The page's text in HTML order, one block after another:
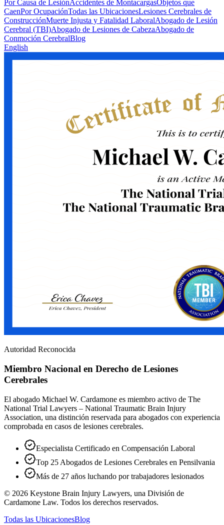
Por Causa de LesiónAccidentes de MontacargasObjetos que
CaenPor OcupaciónTodas las UbicacionesLesiones Cerebrales de
ConstrucciónMuerte Injusta y Fatalidad LaboralAbogado de Lesión
Cerebral (TBI)Abogado de Lesiones de CabezaAbogado de
Conmoción CerebralBlog
English
Autoridad Reconocida
Miembro Nacional en Derecho de Lesiones
Cerebrales
El abogado Michael W. Cardamone es miembro activo de The
National Trial Lawyers – National Traumatic Brain Injury
Association, una distinción reservada para abogados con experiencia
comprobada en casos de lesiones cerebrales.
Especialista Certificado en Compensación Laboral
Top 25 Abogados de Lesiones Cerebrales en Pensilvania
Más de 27 años luchando por trabajadores lesionados
© 2026 Keystone Brain Injury Lawyers, una División de
Cardamone Law. Todos los derechos reservados.
Todas las UbicacionesBlog